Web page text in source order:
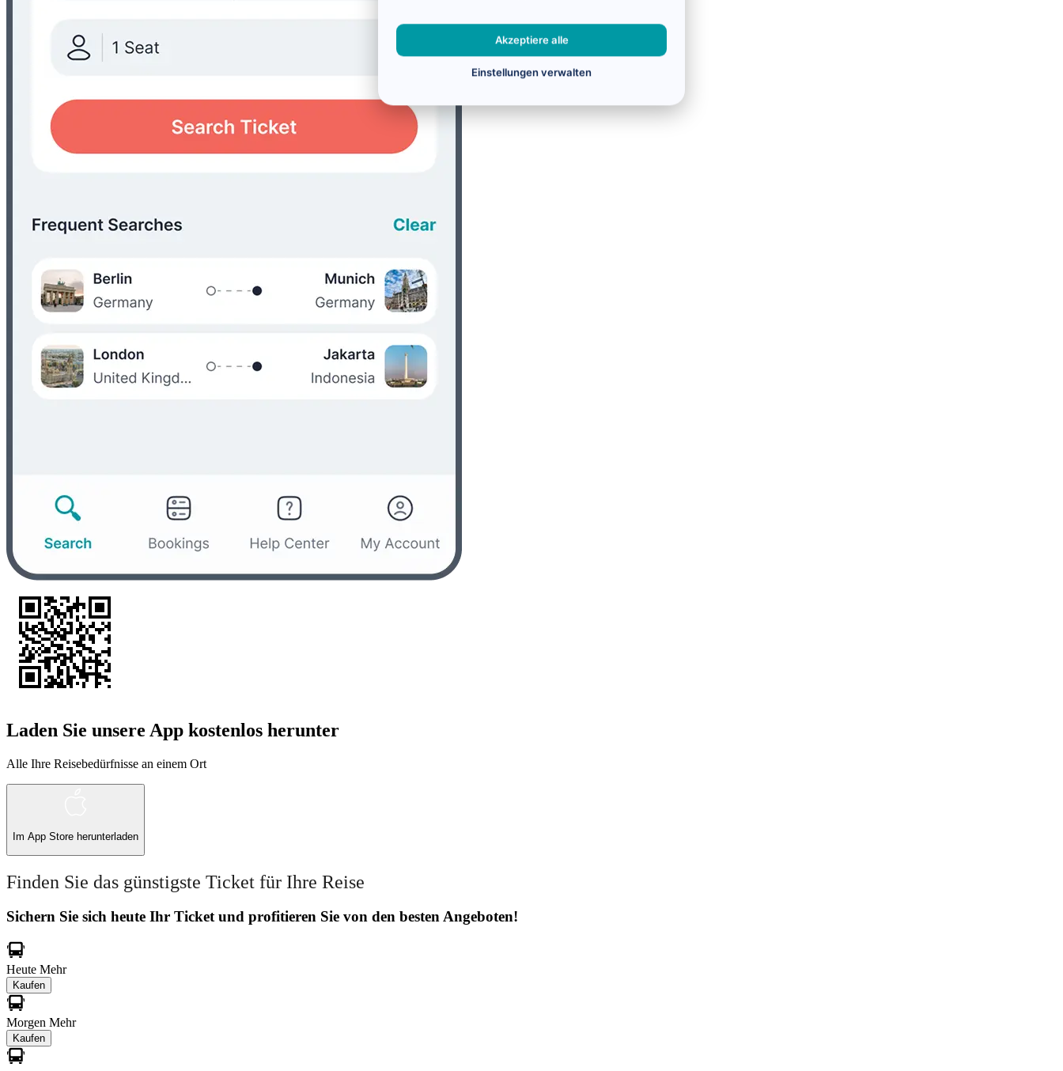
Laden Sie unsere App kostenlos herunter
Alle Ihre Reisebedürfnisse an einem Ort
Im App Store herunterladen
Finden Sie das günstigste Ticket für Ihre Reise
Sichern Sie sich heute Ihr Ticket und profitieren Sie von den besten Angeboten!
Heute Mehr
Kaufen
Morgen Mehr
Kaufen
Akzeptiere alle
Einstellungen verwalten